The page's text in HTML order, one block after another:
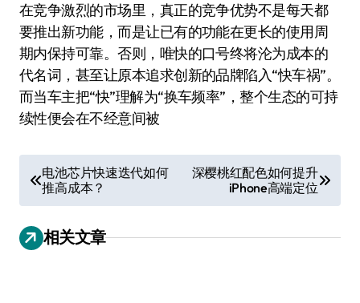
在竞争激烈的市场里，真正的竞争优势不是每天都
要推出新功能，而是让已有的功能在更长的使用周
期内保持可靠。否则，唯快的口号终将沦为成本的
代名词，甚至让原本追求创新的品牌陷入“快车祸”。
而当车主把“快”理解为“换车频率”，整个生态的可持
续性便会在不经意间被
章
导
航
电池芯片快速迭代如何
推高成本？
深樱桃红配色如何提升
iPhone高端定位
相关文章